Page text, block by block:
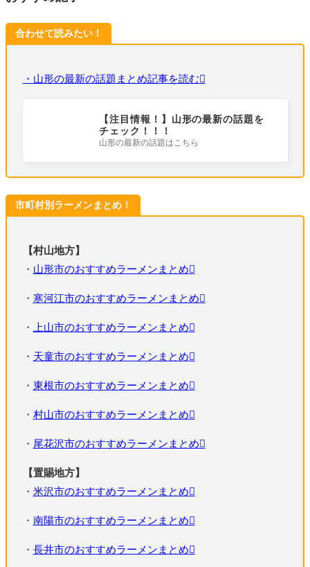
合わせて読みたい！
・山形の最新の話題まとめ記事を読む
【注目情報！】山形の最新の話題を
チェック！！！
山形の最新の話題はこちら
市町村別ラーメンまとめ！
【村山地方】
・ 山形市のおすすめラーメンまとめ
・ 寒河江市のおすすめラーメンまとめ
・ 上山市のおすすめラーメンまとめ
・ 天童市のおすすめラーメンまとめ
・ 東根市のおすすめラーメンまとめ
・ 村山市のおすすめラーメンまとめ
・ 尾花沢市のおすすめラーメンまとめ
【置賜地方】
・ 米沢市のおすすめラーメンまとめ
・ 南陽市のおすすめラーメンまとめ
・ 長井市のおすすめラーメンまとめ